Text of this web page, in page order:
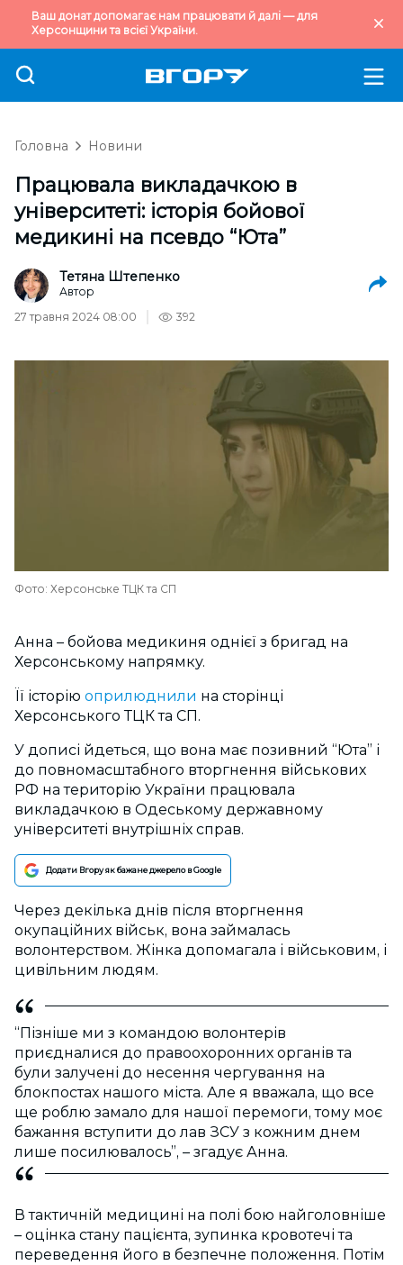
Ваш донат допомагає нам працювати й далі — для
Херсонщини та всієї України.
Головна Новини
Працювала викладачкою в
університеті: історія бойової
медикині на псевдо “Юта”
Тетяна Штепенко
Автор
27 травня 2024 08:00
392
Фото: Херсонське ТЦК та СП
Анна – бойова медикиня однієї з бригад на
Херсонському напрямку.
Її історію оприлюднили на сторінці
Херсонського ТЦК та СП.
У дописі йдеться, що вона має позивний “Юта” і
до повномасштабного вторгнення військових
РФ на територію України працювала
викладачкою в Одеському державному
університеті внутрішніх справ.
Додати Вгору як бажане джерело в Google
Через декілька днів після вторгнення
окупаційних військ, вона займалась
волонтерством. Жінка допомагала і військовим, і
цивільним людям.
“Пізніше ми з командою волонтерів
приєдналися до правоохоронних органів та
були залучені до несення чергування на
блокпостах нашого міста. Але я вважала, що все
ще роблю замало для нашої перемоги, тому моє
бажання вступити до лав ЗСУ з кожним днем
лише посилювалось”, – згадує Анна.
В тактичній медицині на полі бою найголовніше
– оцінка стану пацієнта, зупинка кровотечі та
переведення його в безпечне положення. Потім